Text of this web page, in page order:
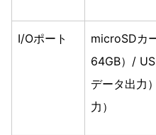
I/Oポート
microSDカ
64GB）/
データ出力
力）